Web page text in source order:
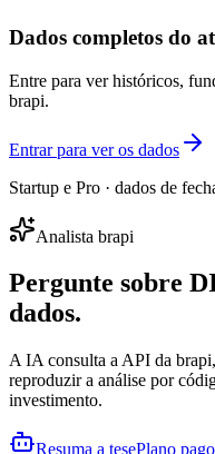
Dados completos do
Entre para ver históricos,
brapi.
Entrar para ver os dados
Startup e Pro · dados de
Analista brapi
Pergunte sobre
dados.
A IA consulta a API da
reproduzir a análise por
investimento.
Resuma a tesePlano pago